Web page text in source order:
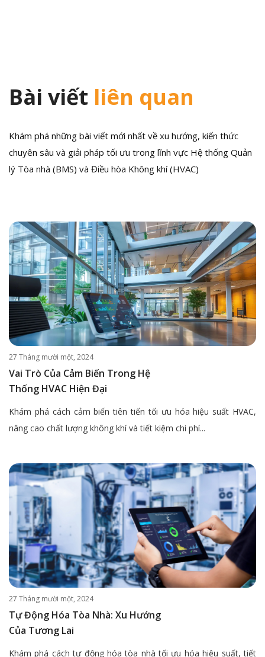
Bài viết liên quan
Khám phá những bài viết mới nhất về xu hướng, kiến thức
chuyên sâu và giải pháp tối ưu trong lĩnh vực Hệ thống Quản
lý Tòa nhà (BMS) và Điều hòa Không khí (HVAC)
27 Tháng mười một, 2024
Vai Trò Của Cảm Biến Trong Hệ
Thống HVAC Hiện Đại
Khám phá cách cảm biến tiên tiến tối ưu hóa hiệu suất HVAC,
nâng cao chất lượng không khí và tiết kiệm chi phí...
27 Tháng mười một, 2024
Tự Động Hóa Tòa Nhà: Xu Hướng
Của Tương Lai
Khám phá cách tự động hóa tòa nhà tối ưu hóa hiệu suất, tiết